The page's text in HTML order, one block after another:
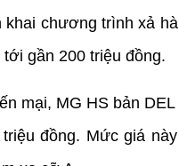
khai chương trình xả
gần 200 triệu đồng.
mại, MG HS bản
đồng. Mức giá